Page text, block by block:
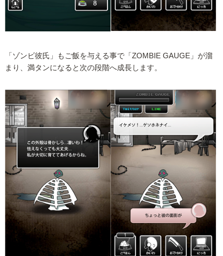
「ゾンビ彼氏」もご飯を与える事で「ZOMBIE GAUGE」が溜
まり、満タンになると次の段階へ成長します。